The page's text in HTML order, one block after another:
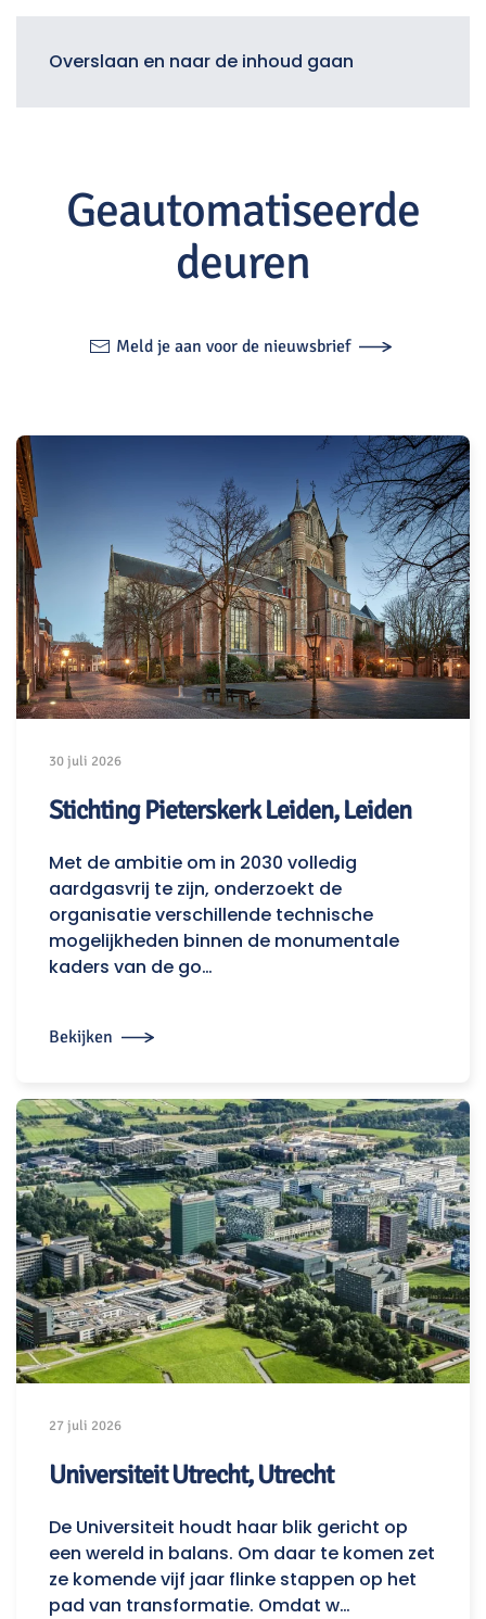
Overslaan en naar de inhoud gaan
Geautomatiseerde
deuren
Meld je aan voor de nieuwsbrief
30 juli 2026
Stichting Pieterskerk Leiden, Leiden
Met de ambitie om in 2030 volledig
aardgasvrij te zijn, onderzoekt de
organisatie verschillende technische
mogelijkheden binnen de monumentale
kaders van de go…
Bekijken
27 juli 2026
Universiteit Utrecht, Utrecht
De Universiteit houdt haar blik gericht op
een wereld in balans. Om daar te komen zet
ze komende vijf jaar flinke stappen op het
pad van transformatie. Omdat w…